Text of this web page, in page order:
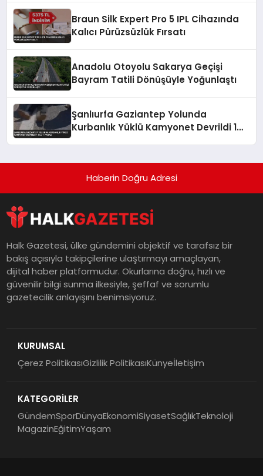
Braun Silk Expert Pro 5 IPL Cihazında
Kalıcı Pürüzsüzlük Fırsatı
Anadolu Otoyolu Sakarya Geçişi
Bayram Tatili Dönüşüyle Yoğunlaştı
Şanlıurfa Gaziantep Yolunda
Kurbanlık Yüklü Kamyonet Devrildi 1
Haberin Doğru Adresi
Halk Gazetesi, ülke gündemini objektif ve tarafsız bir
bakış açısıyla takipçilerine ulaştırmayı amaçlayan,
dijital haber platformudur. Okurlarına doğru, hızlı ve
güvenilir bilgi sunma ilkesiyle, şeffaf ve sorumlu
gazetecilik anlayışını benimsiyoruz.
KURUMSAL
Çerez PolitikasıGizlilik PolitikasıKünyeİletişim
KATEGORİLER
GündemSporDünyaEkonomiSiyasetSağlıkTeknoloji
MagazinEğitimYaşam